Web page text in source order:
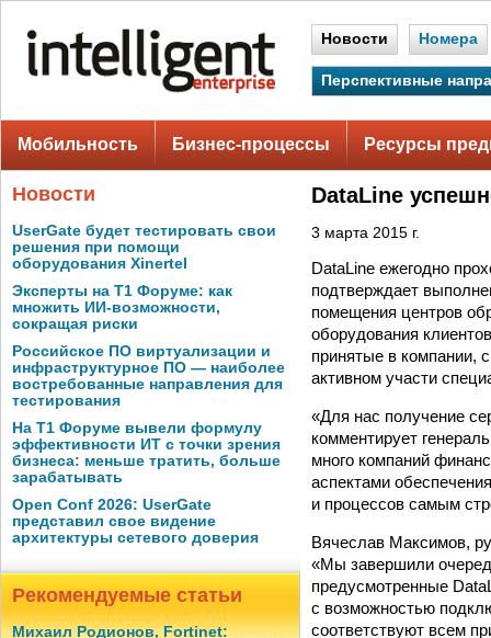
Новости Номера
Перспективные
Мобильность Бизнес-процессы Ресурсы
Новости
UserGate будет тестировать свои
решения при помощи
оборудования Xinertel
Эксперты на Т1 Форуме: как
множить ИИ-возможности,
сокращая риски
Российское ПО виртуализации и
инфраструктурное ПО — наиболее
востребованные направления для
тестирования
На Т1 Форуме вывели формулу
эффективности ИТ с точки зрения
бизнеса: меньше тратить, больше
зарабатывать
Open Conf 2026: UserGate
представил свое видение
архитектуры сетевого доверия
Рекомендуемые статьи
Михаил Родионов, Fortinet:
DataLine
3 марта 2015 г.
DataLine ежегодно
подтверждает
помещения центров
оборудования
принятые в компании,
активном участи
«Для нас получение
комментирует
много компаний
аспектами
и процессов самым
Вячеслав Максимов,
«Мы завершили
предусмотренные
с возможностью
соответствуют всем